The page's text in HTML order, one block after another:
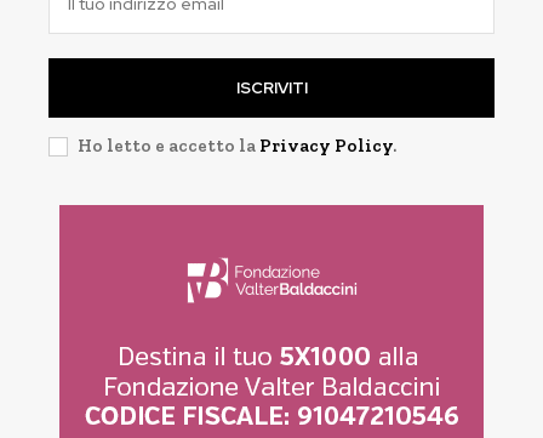
ISCRIVITI
Ho letto e accetto la Privacy Policy.